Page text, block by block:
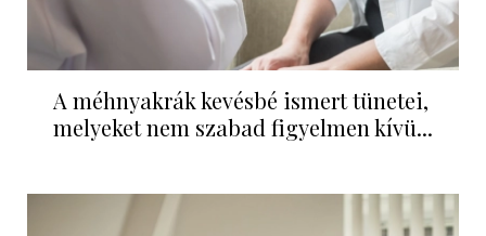
A méhnyakrák kevésbé ismert tünetei,
melyeket nem szabad figyelmen kívü...